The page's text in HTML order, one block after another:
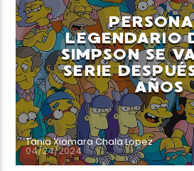
Neiva Estereo
LEGENDARIO
SIMPSON SE
SERIE
AÑOS
Tania Xiomara Chala Lopez
04/24/2024